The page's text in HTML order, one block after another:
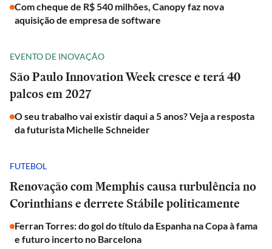
Com cheque de R$ 540 milhões, Canopy faz nova
aquisição de empresa de software
EVENTO DE INOVAÇÃO
São Paulo Innovation Week cresce e terá 40
palcos em 2027
O seu trabalho vai existir daqui a 5 anos? Veja a resposta
da futurista Michelle Schneider
FUTEBOL
Renovação com Memphis causa turbulência no
Corinthians e derrete Stábile politicamente
Ferran Torres: do gol do título da Espanha na Copa à fama
e futuro incerto no Barcelona